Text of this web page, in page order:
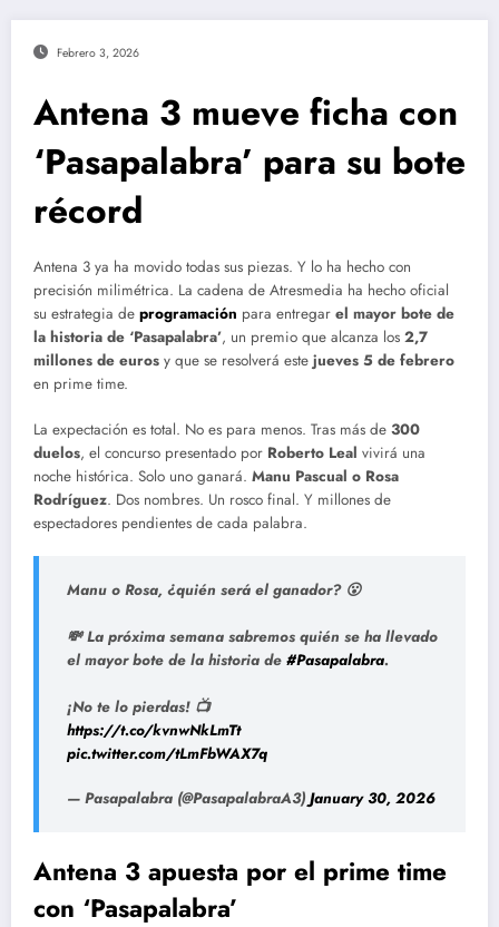
Febrero 3, 2026
Antena 3 mueve ficha con
‘Pasapalabra’ para su bote
récord
Antena 3 ya ha movido todas sus piezas. Y lo ha hecho con
precisión milimétrica. La cadena de Atresmedia ha hecho oficial
su estrategia de programación para entregar el mayor bote de
la historia de ‘Pasapalabra’, un premio que alcanza los 2,7
millones de euros y que se resolverá este jueves 5 de febrero
en prime time.
La expectación es total. No es para menos. Tras más de 300
duelos, el concurso presentado por Roberto Leal vivirá una
noche histórica. Solo uno ganará. Manu Pascual o Rosa
Rodríguez. Dos nombres. Un rosco final. Y millones de
espectadores pendientes de cada palabra.
Manu o Rosa, ¿quién será el ganador? 😮
💸 La próxima semana sabremos quién se ha llevado
el mayor bote de la historia de #Pasapalabra.
¡No te lo pierdas! 📺
https://t.co/kvnwNkLmTt
pic.twitter.com/tLmFbWAX7q
— Pasapalabra (@PasapalabraA3) January 30, 2026
Antena 3 apuesta por el prime time
con ‘Pasapalabra’